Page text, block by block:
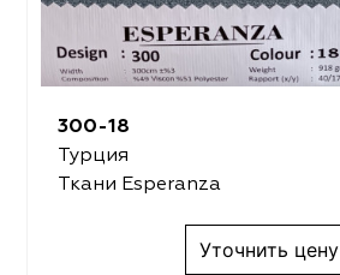
300-18
Турция
Ткани Esperanza
Уточнить цену